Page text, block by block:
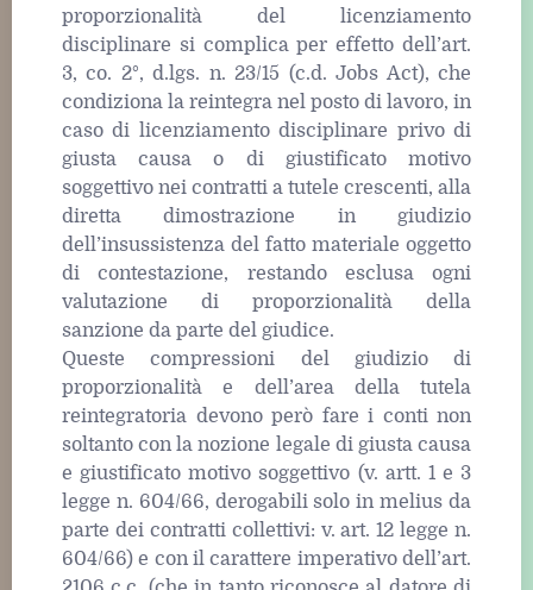
proporzionalità del licenziamento
disciplinare si complica per effetto dell’art.
3, co. 2°, d.lgs. n. 23/15 (c.d. Jobs Act), che
condiziona la reintegra nel posto di lavoro, in
caso di licenziamento disciplinare privo di
giusta causa o di giustificato motivo
soggettivo nei contratti a tutele crescenti, alla
diretta dimostrazione in giudizio
dell’insussistenza del fatto materiale oggetto
di contestazione, restando esclusa ogni
valutazione di proporzionalità della
sanzione da parte del giudice.
Queste compressioni del giudizio di
proporzionalità e dell’area della tutela
reintegratoria devono però fare i conti non
soltanto con la nozione legale di giusta causa
e giustificato motivo soggettivo (v. artt. 1 e 3
legge n. 604/66, derogabili solo in melius da
parte dei contratti collettivi: v. art. 12 legge n.
604/66) e con il carattere imperativo dell’art.